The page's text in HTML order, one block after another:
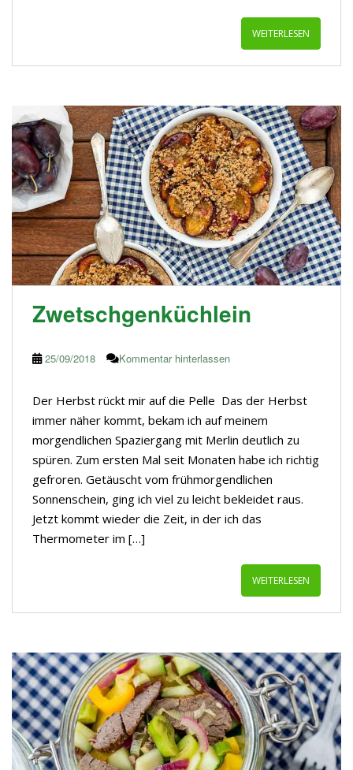
WEITERLESEN
Zwetschgenküchlein
25/09/2018 Kommentar hinterlassen
Der Herbst rückt mir auf die Pelle Das der Herbst
immer näher kommt, bekam ich auf meinem
morgendlichen Spaziergang mit Merlin deutlich zu
spüren. Zum ersten Mal seit Monaten habe ich richtig
gefroren. Getäuscht vom frühmorgendlichen
Sonnenschein, ging ich viel zu leicht bekleidet raus.
Jetzt kommt wieder die Zeit, in der ich das
Thermometer im […]
WEITERLESEN